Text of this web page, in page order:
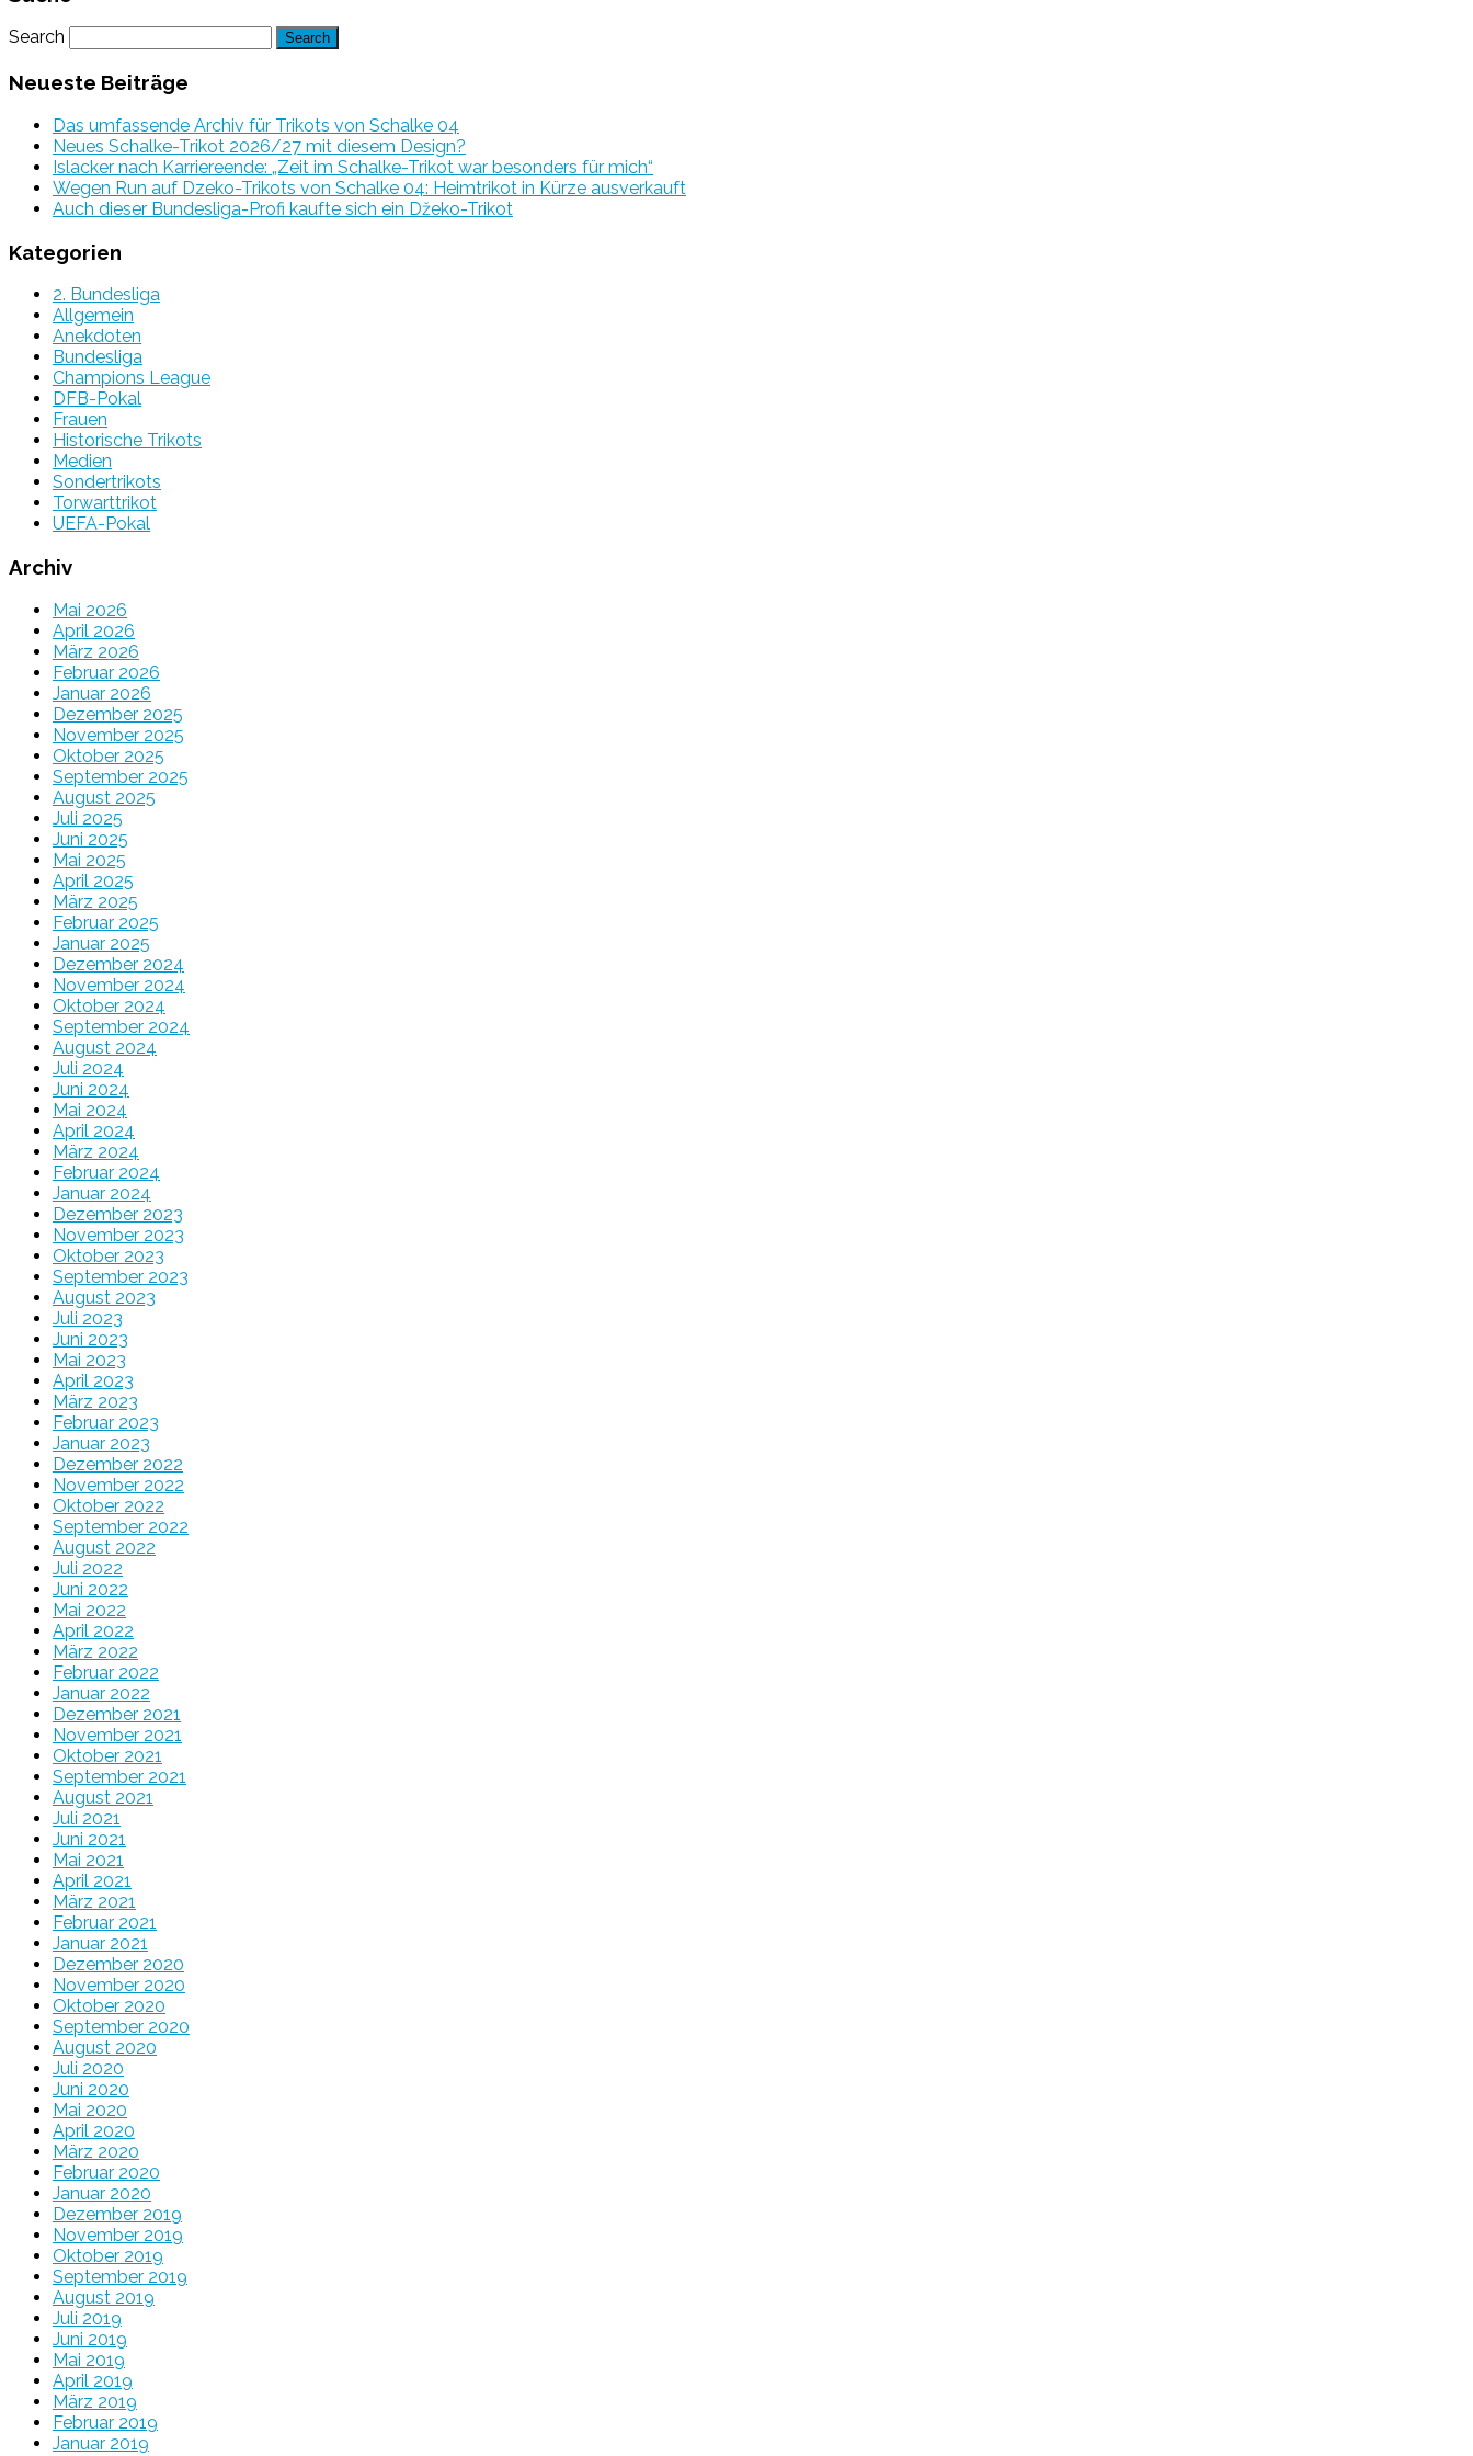
Search
Neueste Beiträge
Das umfassende Archiv für Trikots von Schalke 04
Neues Schalke-Trikot 2026/27 mit diesem Design?
Islacker nach Karriereende: „Zeit im Schalke-Trikot war besonders für mich“
Wegen Run auf Dzeko-Trikots von Schalke 04: Heimtrikot in Kürze ausverkauft
Auch dieser Bundesliga-Profi kaufte sich ein Džeko-Trikot
Kategorien
2. Bundesliga
Allgemein
Anekdoten
Bundesliga
Champions League
DFB-Pokal
Frauen
Historische Trikots
Medien
Sondertrikots
Torwarttrikot
UEFA-Pokal
Archiv
Mai 2026
April 2026
März 2026
Februar 2026
Januar 2026
Dezember 2025
November 2025
Oktober 2025
September 2025
August 2025
Juli 2025
Juni 2025
Mai 2025
April 2025
März 2025
Februar 2025
Januar 2025
Dezember 2024
November 2024
Oktober 2024
September 2024
August 2024
Juli 2024
Juni 2024
Mai 2024
April 2024
März 2024
Februar 2024
Januar 2024
Dezember 2023
November 2023
Oktober 2023
September 2023
August 2023
Juli 2023
Juni 2023
Mai 2023
April 2023
März 2023
Februar 2023
Januar 2023
Dezember 2022
November 2022
Oktober 2022
September 2022
August 2022
Juli 2022
Juni 2022
Mai 2022
April 2022
März 2022
Februar 2022
Januar 2022
Dezember 2021
November 2021
Oktober 2021
September 2021
August 2021
Juli 2021
Juni 2021
Mai 2021
April 2021
März 2021
Februar 2021
Januar 2021
Dezember 2020
November 2020
Oktober 2020
September 2020
August 2020
Juli 2020
Juni 2020
Mai 2020
April 2020
März 2020
Februar 2020
Januar 2020
Dezember 2019
November 2019
Oktober 2019
September 2019
August 2019
Juli 2019
Juni 2019
Mai 2019
April 2019
März 2019
Februar 2019
Januar 2019